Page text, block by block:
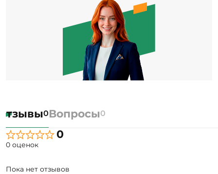
0Вопросы0
0
0 оценок
Пока нет отзывов